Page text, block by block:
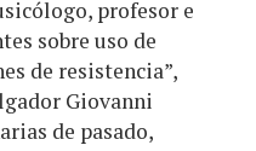
profesor e
sobre uso de
de resistencia”,
Giovanni
de pasado,